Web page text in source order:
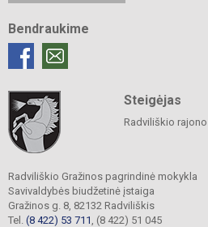
Bendraukime
Steigėjas
Radviliškio
Radviliškio Gražinos pagrindinė mokykla
Savivaldybės biudžetinė įstaiga
Gražinos g. 8, 82132 Radviliškis
Tel. (8 422) 53 711 , (8 422) 51 045